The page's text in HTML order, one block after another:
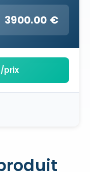
3900.00 €
prix